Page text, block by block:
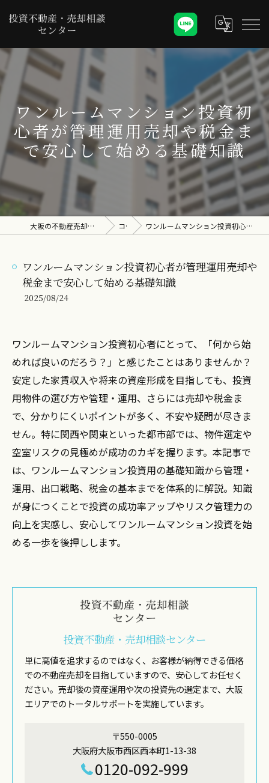
ワンルームマンション投資初
心者が管理運用売却や税金ま
で安心して始める基礎知識
大阪の不動産売却なら投資不動産・売却相談センター コラム ワンルームマンション投資初心者が管理運用売却や税金まで安心して始める基礎知識
ワンルームマンション投資初心者が管理運用売却や
税金まで安心して始める基礎知識
2025/08/24
ワンルームマンション投資初心者にとって、「何から始
めれば良いのだろう？」と感じたことはありませんか？
安定した家賃収入や将来の資産形成を目指しても、投資
用物件の選び方や管理・運用、さらには売却や税金ま
で、分かりにくいポイントが多く、不安や疑問が尽きま
せん。特に関西や関東といった都市部では、物件選定や
空室リスクの見極めが成功のカギを握ります。本記事で
は、ワンルームマンション投資用の基礎知識から管理・
運用、出口戦略、税金の基本までを体系的に解説。知識
が身につくことで投資の成功率アップやリスク管理力の
向上を実感し、安心してワンルームマンション投資を始
める一歩を後押しします。
投資不動産・売却相談センター
単に高値を追求するのではなく、お客様が納得できる価格
での不動産売却を目指していますので、安心してお任せく
ださい。売却後の資産運用や次の投資先の選定まで、大阪
エリアでのトータルサポートを実施しています。
〒550-0005
大阪府大阪市西区西本町1-13-38
0120-092-999